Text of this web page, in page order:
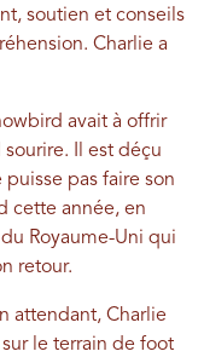
soutien et conseils
Charlie a
avait à offrir
Il est déçu
pas faire son
cette année, en
Royaume-Uni qui
retour.
attendant, Charlie
le terrain de foot